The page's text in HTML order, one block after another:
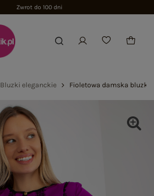
Zwrot do 100 dni
Bluzki eleganckie Fioletowa damska